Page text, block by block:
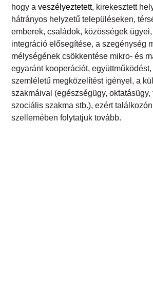
hogy aveszélyeztetett, kirekesztett
hátrányos helyzetű településeken,
emberek, családok, közösségek
integráció elősegítése, a szegénység
mélységének csökkentése mikro- és
egyaránt kooperációt,
szemléletű megközelítést igényel, a
szakmáival (egészségügy, oktatásügy,
szociális szakma stb.), ezért
szellemében folytatjuk tovább.